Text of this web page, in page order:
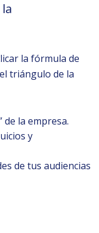
la fórmula de
triángulo de la
de la empresa.
y
de tus audiencias